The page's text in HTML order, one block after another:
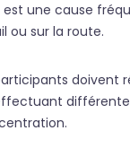
une cause
ou sur la route.
doivent